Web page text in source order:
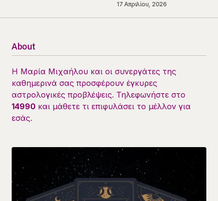
17 Απριλίου, 2026
About
Η Μαρία Μιχαήλου και οι συνεργάτες της
καθημερινά σας προσφέρουν έγκυρες
αστρολογικές προβλέψεις. Τηλεφωνήστε στο
14990 και μάθετε τι επιφυλάσει το μέλλον για
εσάς.